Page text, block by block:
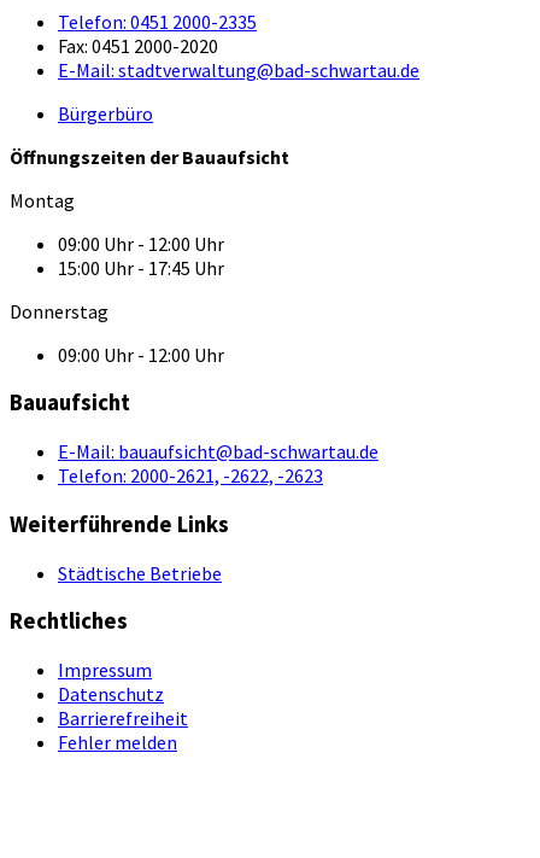
Telefon: 0451 2000-2335
Fax: 0451 2000-2020
E-Mail: stadtverwaltung@bad-schwartau.de
Bürgerbüro
Öffnungszeiten der Bauaufsicht
Montag
09:00 Uhr - 12:00 Uhr
15:00 Uhr - 17:45 Uhr
Donnerstag
09:00 Uhr - 12:00 Uhr
Bauaufsicht
E-Mail: bauaufsicht@bad-schwartau.de
Telefon: 2000-2621, -2622, -2623
Weiterführende Links
Städtische Betriebe
Rechtliches
Impressum
Datenschutz
Barrierefreiheit
Fehler melden